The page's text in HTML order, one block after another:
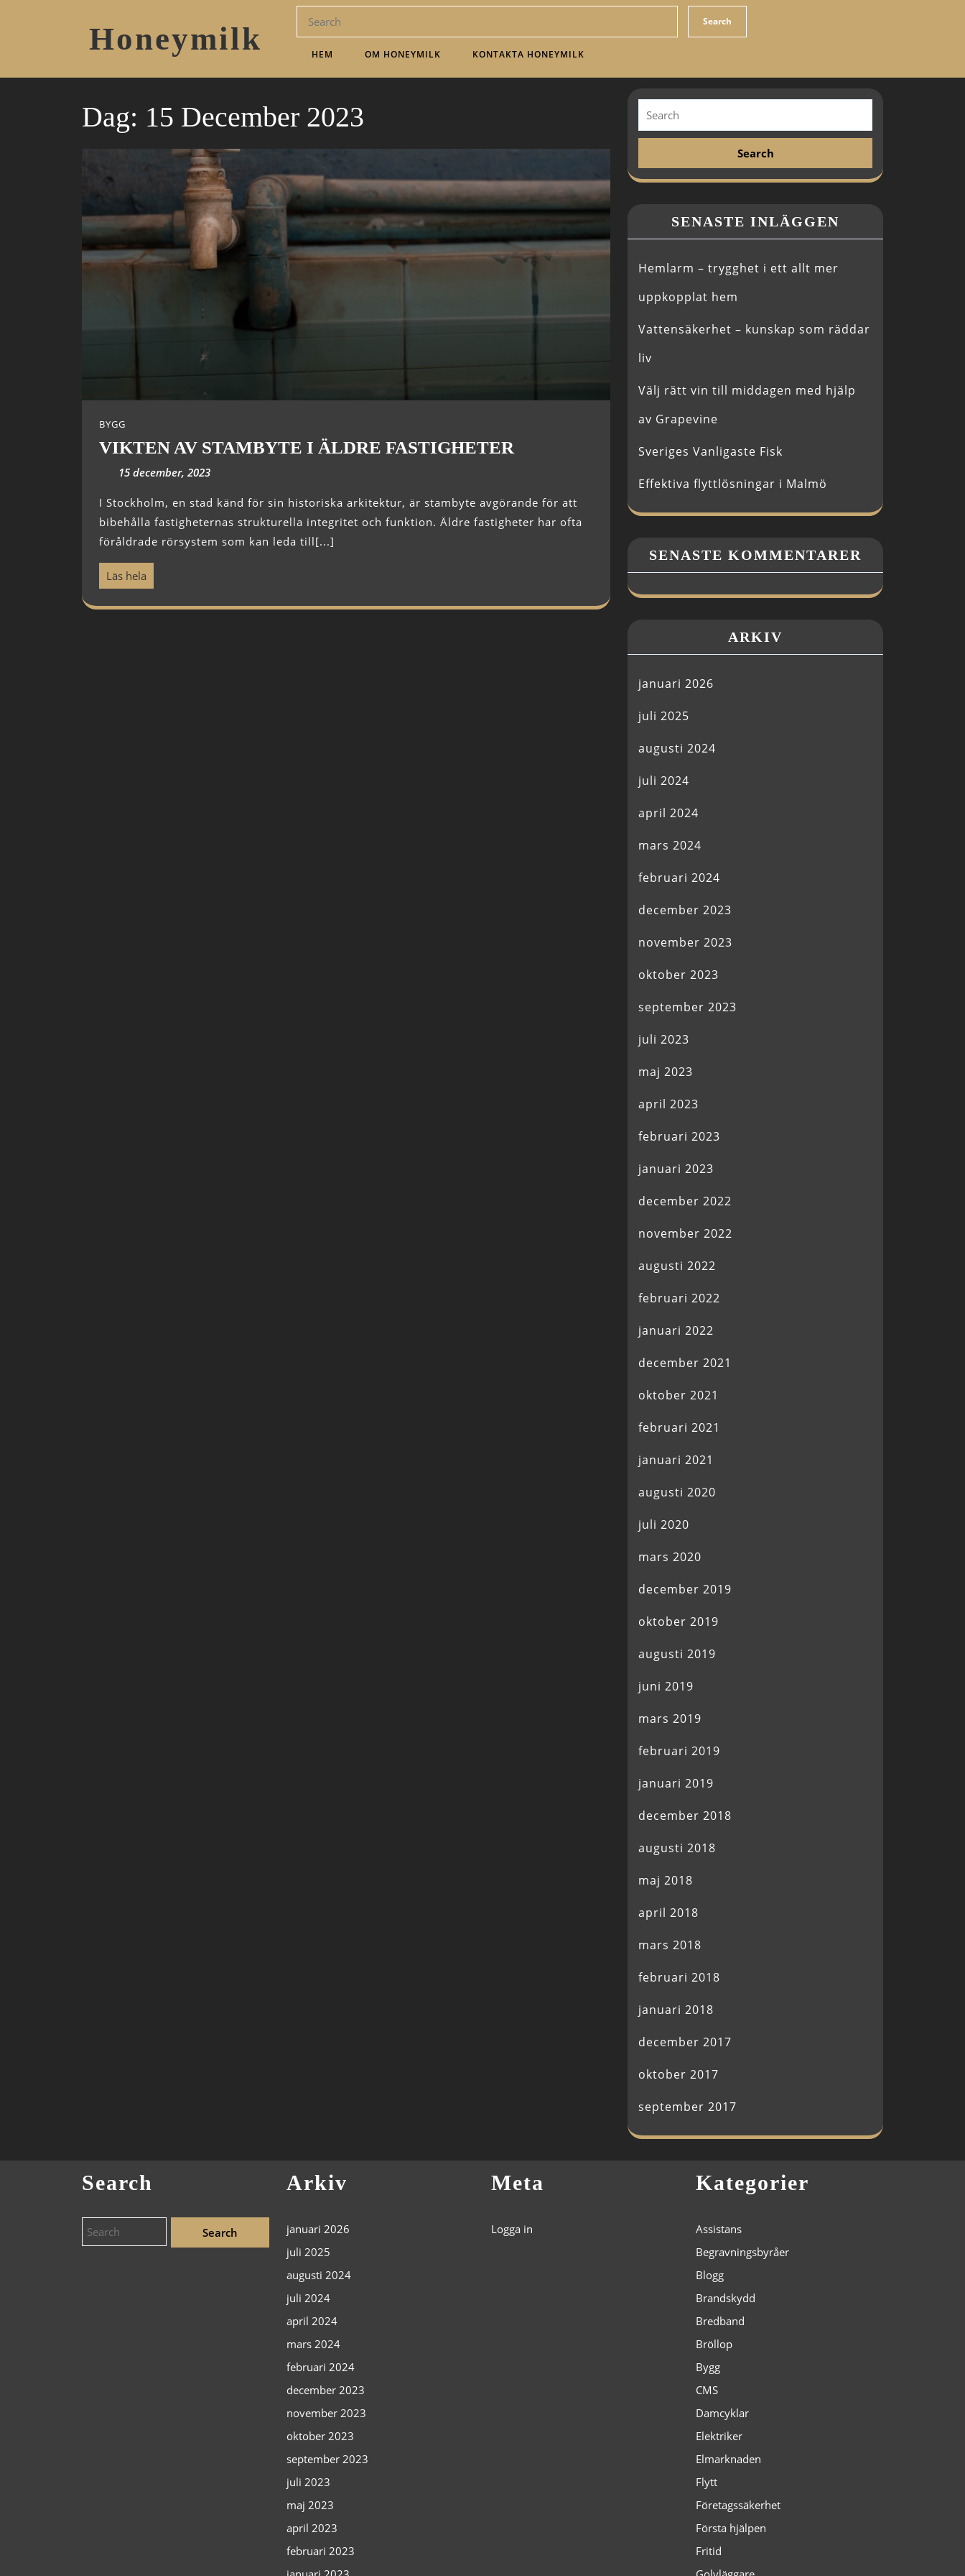
Honeymilk HEM OM HONEYMILK KONTAKTA HONEYMILK
Dag: 15 December 2023
BYGG
VIKTEN AV STAMBYTE I ÄLDRE FASTIGHETER
15 december, 2023
I Stockholm, en stad känd för sin historiska arkitektur, är stambyte avgörande för att
bibehålla fastigheternas strukturella integritet och funktion. Äldre fastigheter har ofta
föråldrade rörsystem som kan leda till[...]
Läs hela
SENASTE INLÄGGEN
Hemlarm – trygghet i ett allt mer
uppkopplat hem
Vattensäkerhet – kunskap som räddar
liv
Välj rätt vin till middagen med hjälp
av Grapevine
Sveriges Vanligaste Fisk
Effektiva flyttlösningar i Malmö
SENASTE KOMMENTARER
ARKIV
januari 2026
juli 2025
augusti 2024
juli 2024
april 2024
mars 2024
februari 2024
december 2023
november 2023
oktober 2023
september 2023
juli 2023
maj 2023
april 2023
februari 2023
januari 2023
december 2022
november 2022
augusti 2022
februari 2022
januari 2022
december 2021
oktober 2021
februari 2021
januari 2021
augusti 2020
juli 2020
mars 2020
december 2019
oktober 2019
augusti 2019
juni 2019
mars 2019
februari 2019
januari 2019
december 2018
augusti 2018
maj 2018
april 2018
mars 2018
februari 2018
januari 2018
december 2017
oktober 2017
september 2017
Search Arkiv
januari 2026
juli 2025
augusti 2024
juli 2024
april 2024
mars 2024
februari 2024
december 2023
november 2023
oktober 2023
september 2023
juli 2023
maj 2023
april 2023
februari 2023
Meta
Logga in
Kategorier
Assistans
Begravningsbyråer
Blogg
Brandskydd
Bredband
Bröllop
Bygg
CMS
Damcyklar
Elektriker
Elmarknaden
Flytt
Företagssäkerhet
Första hjälpen
Fritid